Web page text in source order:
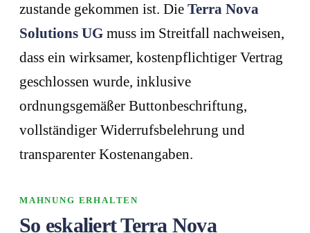
zustande gekommen ist. Die Terra Nova
Solutions UG muss im Streitfall nachweisen,
dass ein wirksamer, kostenpflichtiger Vertrag
geschlossen wurde, inklusive
ordnungsgemäßer Buttonbeschriftung,
vollständiger Widerrufsbelehrung und
transparenter Kostenangaben.
MAHNUNG ERHALTEN
So eskaliert Terra Nova